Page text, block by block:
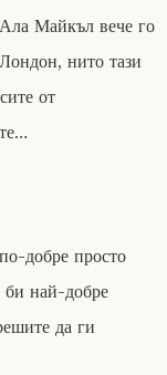
Майкъл вече го
нито тази
от
добре просто
би най-добре
да ги